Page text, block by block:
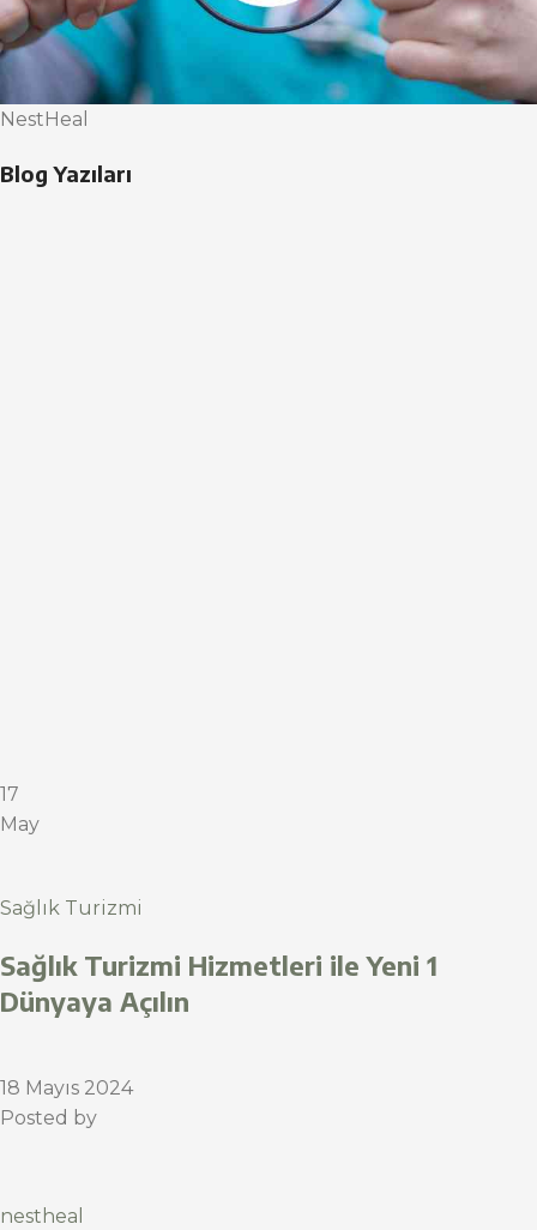
NestHeal
Blog Yazıları
17
May
Sağlık Turizmi
Sağlık Turizmi Hizmetleri ile Yeni 1
Dünyaya Açılın
18 Mayıs 2024
Posted by
nestheal